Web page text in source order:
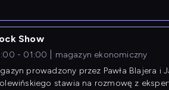
Show
- 01:00
magazyn ekonomiczny
prowadzony przez Pawła Blajera i
stawia na rozmowę z